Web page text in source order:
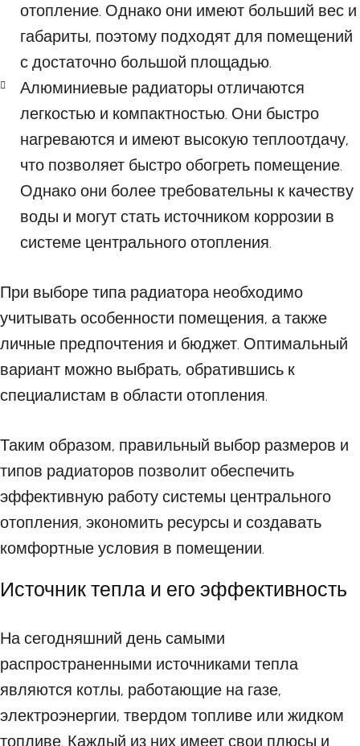
отопление. Однако они имеют больший вес и
габариты, поэтому подходят для помещений
с достаточно большой площадью.
Алюминиевые радиаторы отличаются
легкостью и компактностью. Они быстро
нагреваются и имеют высокую теплоотдачу,
что позволяет быстро обогреть помещение.
Однако они более требовательны к качеству
воды и могут стать источником коррозии в
системе центрального отопления.
При выборе типа радиатора необходимо
учитывать особенности помещения, а также
личные предпочтения и бюджет. Оптимальный
вариант можно выбрать, обратившись к
специалистам в области отопления.
Таким образом, правильный выбор размеров и
типов радиаторов позволит обеспечить
эффективную работу системы центрального
отопления, экономить ресурсы и создавать
комфортные условия в помещении.
Источник тепла и его эффективность
На сегодняшний день самыми
распространенными источниками тепла
являются котлы, работающие на газе,
электроэнергии, твердом топливе или жидком
топливе. Каждый из них имеет свои плюсы и